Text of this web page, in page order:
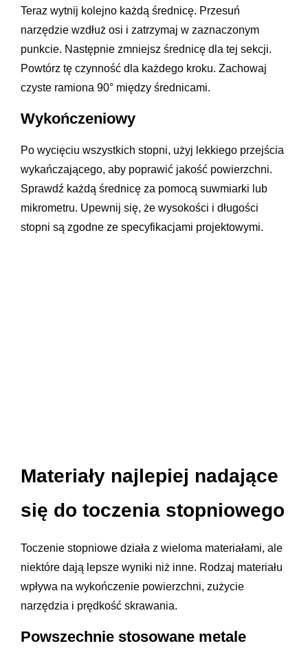
Teraz wytnij kolejno każdą średnicę. Przesuń
narzędzie wzdłuż osi i zatrzymaj w zaznaczonym
punkcie. Następnie zmniejsz średnicę dla tej sekcji.
Powtórz tę czynność dla każdego kroku. Zachowaj
czyste ramiona 90° między średnicami.
Wykończeniowy
Po wycięciu wszystkich stopni, użyj lekkiego przejścia
wykańczającego, aby poprawić jakość powierzchni.
Sprawdź każdą średnicę za pomocą suwmiarki lub
mikrometru. Upewnij się, że wysokości i długości
stopni są zgodne ze specyfikacjami projektowymi.
Materiały najlepiej nadające
się do toczenia stopniowego
Toczenie stopniowe działa z wieloma materiałami, ale
niektóre dają lepsze wyniki niż inne. Rodzaj materiału
wpływa na wykończenie powierzchni, zużycie
narzędzia i prędkość skrawania.
Powszechnie stosowane metale